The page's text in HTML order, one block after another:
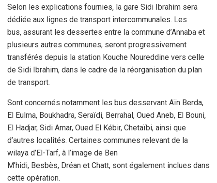
Selon les explications fournies, la gare Sidi Ibrahim sera
dédiée aux lignes de transport intercommunales. Les
bus, assurant les dessertes entre la commune d’Annaba et
plusieurs autres communes, seront progressivement
transférés depuis la station Kouche Noureddine vers celle
de Sidi Ibrahim, dans le cadre de la réorganisation du plan
de transport.
Sont concernés notamment les bus desservant Aïn Berda,
El Eulma, Boukhadra, Seraïdi, Berrahal, Oued Aneb, El Bouni,
El Hadjar, Sidi Amar, Oued El Kébir, Chetaïbi, ainsi que
d’autres localités. Certaines communes relevant de la
wilaya d’El-Tarf, à l’image de Ben
M’hidi, Besbès, Dréan et Chatt, sont également inclues dans
cette opération.